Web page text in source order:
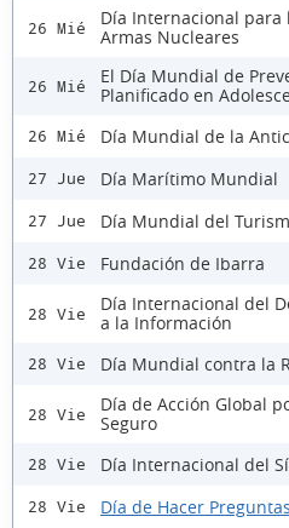
26 Mié
Día Internacional para
Armas Nucleares
26 Mié
El Día Mundial de
Planificado en
26 Mié Día Mundial de la
27 Jue Día Marítimo Mundial
27 Jue Día Mundial del
28 Vie Fundación de Ibarra
28 Vie
Día Internacional del
a la Información
28 Vie Día Mundial contra la
28 Vie
Día de Acción Global
Seguro
28 Vie Día Internacional del
28 Vie Día de Hacer